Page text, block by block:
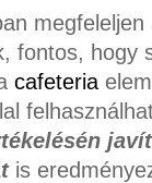
fontos, hogy
cafeteria
is